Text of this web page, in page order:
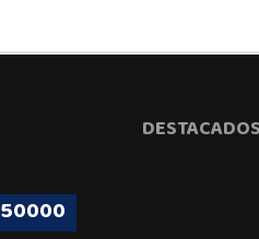
DESTACADOS